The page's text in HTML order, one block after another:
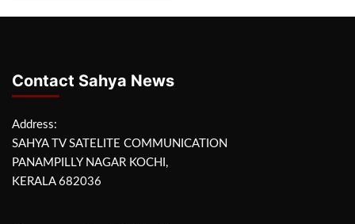
Contact Sahya News
Address:
SAHYA TV SATELITE COMMUNICATION
PANAMPILLY NAGAR KOCHI,
KERALA 682036